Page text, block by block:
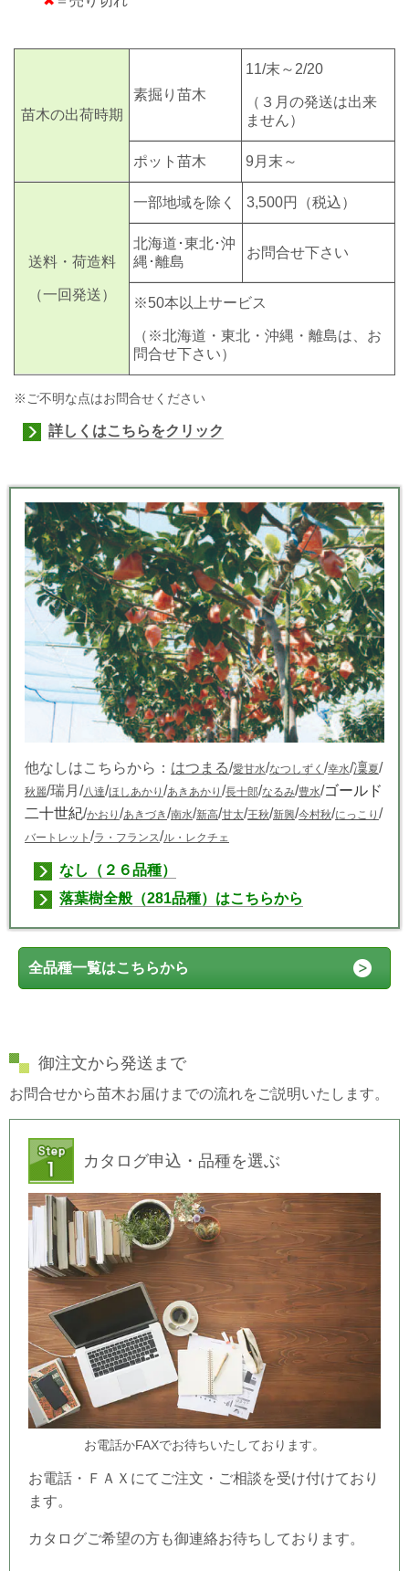
苗木の出荷時期
素掘り苗木
11/末～2/20
（３月の発送は出来
ません）
ポット苗木 9月末～
送料・荷造料
（一回発送）
一部地域を除く 3,500円 （税込）
北海道･東北･沖
縄･離島
お問合せ下さい
※50本以上サービス
（※北海道・東北・沖縄・離島は、お
問合せ下さい）
※ご不明な点はお問合せください
詳しくはこちらをクリック
他なしはこちらから： はつまる/愛甘水/なつしずく /幸水/凜夏/
秋麗/瑞月/八達/ほしあかり /あきあかり /長十郎/なるみ/豊水/ゴールド
二十世紀/かおり /あきづき/南水/新高/甘太/王秋/新興/今村秋/にっこり /
バートレット /ラ・フランス/ル・レクチェ
なし（２６品種）
落葉樹全般（281品種）はこちらから
全品種一覧はこちらから
御注文から発送まで
お問合せから苗木お届けまでの流れをご説明いたします。
カタログ申込・品種を選ぶ
お電話かFAXでお待ちいたしております。
お電話・ＦＡＸにてご注文・ご相談を受け付けており
ます。
カタログご希望の方も御連絡お待ちしております。